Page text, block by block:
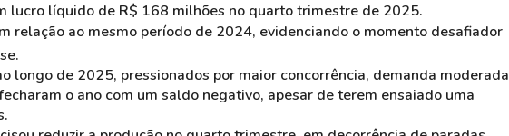
lucro líquido de R$ 168 milhões no quarto trimestre de 2025.
relação ao mesmo período de 2024, evidenciando o momento desafiador
longo de 2025, pressionados por maior concorrência, demanda moderada
o ano com um saldo negativo, apesar de terem ensaiado uma